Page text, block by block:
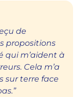
de
propositions
qui m’aident à
Cela m’a
sur terre face